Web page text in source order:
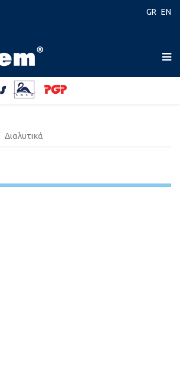
GR EN
Διαλυτικά